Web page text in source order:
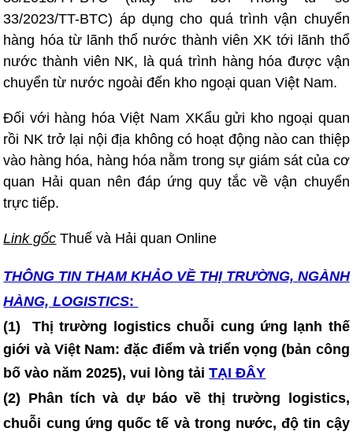
33/2023/TT-BTC) áp dụng cho quá trình vận chuyển
hàng hóa từ lãnh thổ nước thành viên XK tới lãnh thổ
nước thành viên NK, là quá trình hàng hóa được vận
chuyển từ nước ngoài đến kho ngoại quan Việt Nam.
Đối với hàng hóa Việt Nam XKẩu gửi kho ngoại quan
rồi NK trở lại nội địa không có hoạt động nào can thiệp
vào hàng hóa, hàng hóa nằm trong sự giám sát của cơ
quan Hải quan nên đáp ứng quy tắc về vận chuyển
trực tiếp.
Link gốc Thuế và Hải quan Online
THÔNG TIN THAM KHẢO VỀ THỊ TRƯỜNG, NGÀNH
HÀNG, LOGISTICS:
(1)Thị trường logistics chuỗi cung ứng lạnh thế
giới và Việt Nam: đặc điểm và triển vọng (bản công
bố vào năm 2025), vui lòng tảiTẠI ĐÂY
(2) Phân tích và dự báo về thị trường logistics,
chuỗi cung ứng quốc tế và trong nước, độ tin cậy